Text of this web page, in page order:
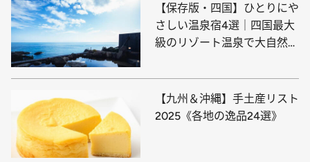
【保存版・四国】ひとりにや
さしい温泉宿4選｜四国最大
級のリゾート温泉で大自然と
【九州＆沖縄】手土産リスト
2025《各地の逸品24選》